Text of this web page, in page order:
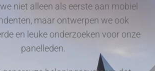
niet alleen als eerste aan mobiel
maar ontwerpen we ook
en leuke onderzoeken voor onze
panelleden.